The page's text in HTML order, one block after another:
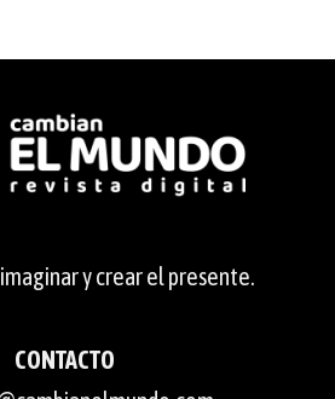
y crear el presente.
CONTACTO